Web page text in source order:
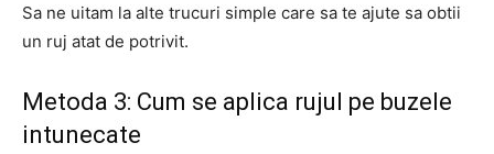
Sa ne uitam la alte trucuri simple care sa te ajute sa obtii
un ruj atat de potrivit.
Metoda 3: Cum se aplica rujul pe buzele
intunecate